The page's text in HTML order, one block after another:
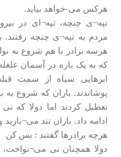
هرکس می-خواهد بیاید.
تپه¬ی چنچه، تپه¬ای در
مردم به تپه¬ی چنچه رفتند.
هرسه برادر با هم شروع به
که به یک باره در آسمان
ابرهایی سیاه از سمت
پوشاندند. باران که شروع به
تعطیل کردند اما دولا که
ادامه داد. باران تند
هرچه برادرها گفتند : بس کن
دولا همچنان نی